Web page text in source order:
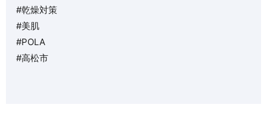
#乾燥対策
#美肌
#POLA
#高松市